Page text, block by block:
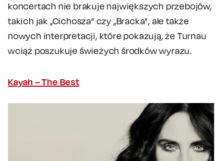
koncertach nie brakuje największych przebojów,
takich jak „Cichosza” czy „Bracka”, ale także
nowych interpretacji, które pokazują, że Turnau
wciąż poszukuje świeżych środków wyrazu.
Kayah – The Best